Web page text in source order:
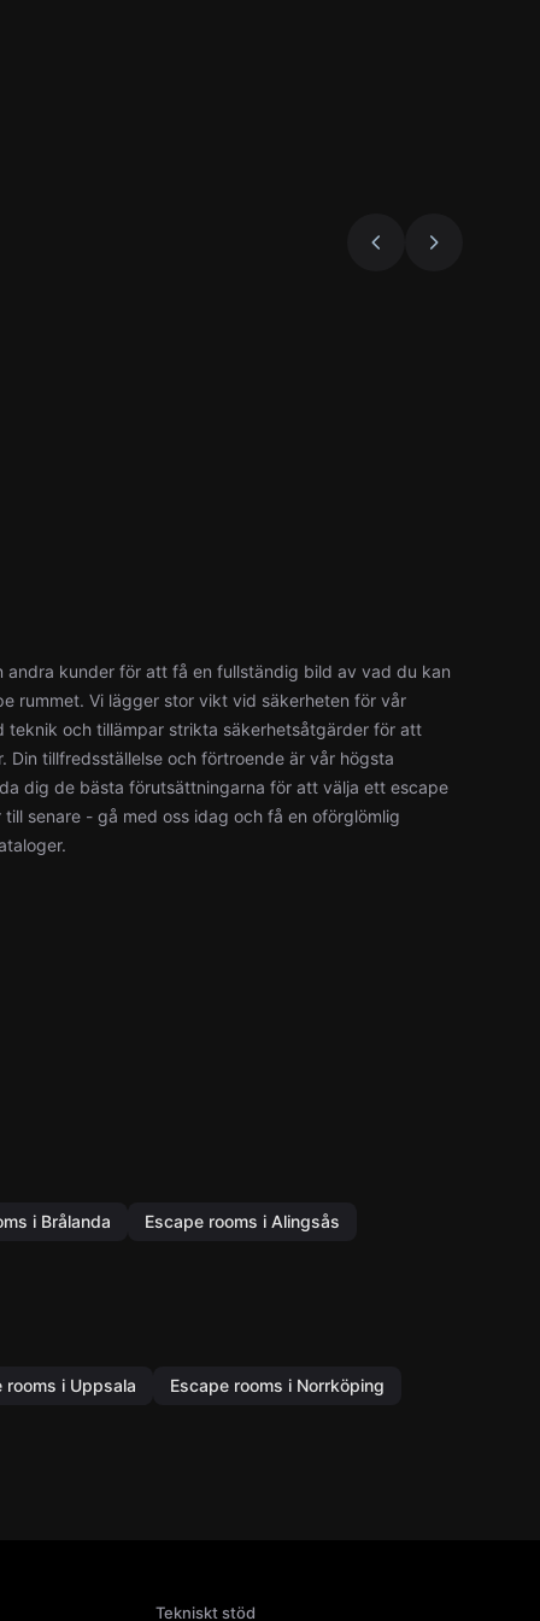
andra kunder för att få en fullständig bild av vad du kan
rummet. Vi lägger stor vikt vid säkerheten för vår
teknik och tillämpar strikta säkerhetsåtgärder för att
Din tillfredsställelse och förtroende är vår högsta
dig de bästa förutsättningarna för att välja ett escape
senare - gå med oss idag och få en oförglömlig
i Brålanda
Escape rooms i Alingsås
rooms i Uppsala
Escape rooms i Norrköping
Tekniskt stöd